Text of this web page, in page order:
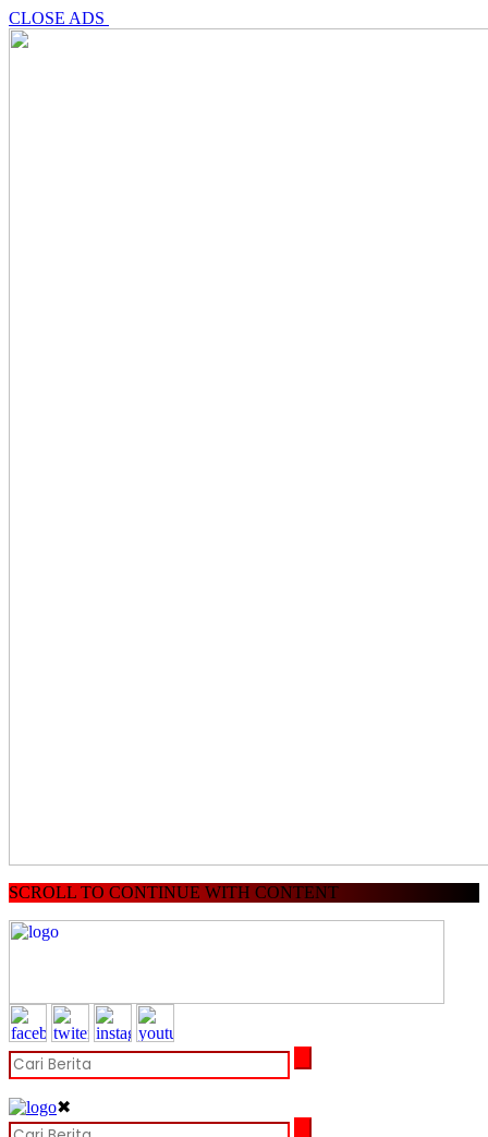
CLOSE ADS
SCROLL TO CONTINUE WITH CONTENT
✖